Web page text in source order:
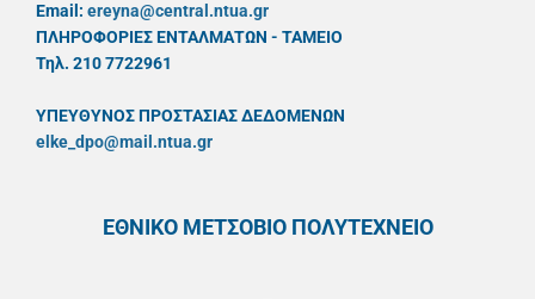
Email: ereyna@central.ntua.gr
ΠΛΗΡΟΦΟΡΙΕΣ ΕΝΤΑΛΜΑΤΩΝ - ΤΑΜΕΙΟ
Τηλ. 210 7722961
ΥΠΕΥΘYΝΟΣ ΠΡΟΣΤΑΣΙΑΣ ΔΕΔΟΜΕΝΩΝ
elke_dpo@mail.ntua.gr
ΕΘΝΙΚΟ ΜΕΤΣΟΒΙΟ ΠΟΛΥΤΕΧΝΕΙΟ